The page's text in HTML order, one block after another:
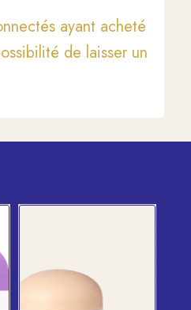
ayant acheté
de laisser un